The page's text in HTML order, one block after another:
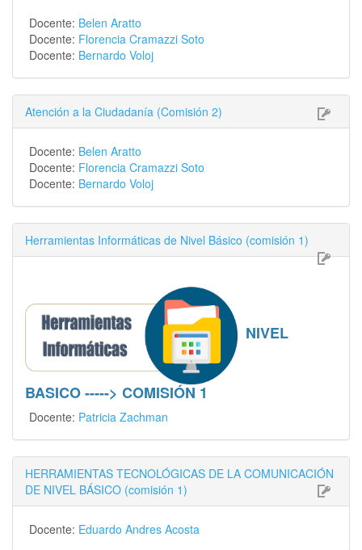
Docente: Belen Aratto
Docente: Florencia Cramazzi Soto
Docente: Bernardo Voloj
Atención a la Ciudadanía (Comisión 2)
Docente: Belen Aratto
Docente: Florencia Cramazzi Soto
Docente: Bernardo Voloj
Herramientas Informáticas de Nivel Básico (comisión 1)
NIVEL
BASICO -----> COMISIÓN 1
Docente: Patricia Zachman
HERRAMIENTAS TECNOLÓGICAS DE LA COMUNICACIÓN
DE NIVEL BÁSICO (comisión 1)
Docente: Eduardo Andres Acosta